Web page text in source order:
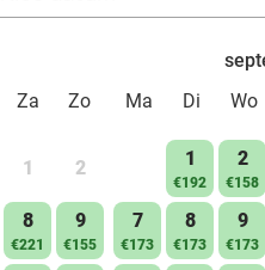
Za Zo
1 2
8
€221
9
€155
Ma
Di Wo
1
€192
2
€158
7
€173
8
€173
9
€173